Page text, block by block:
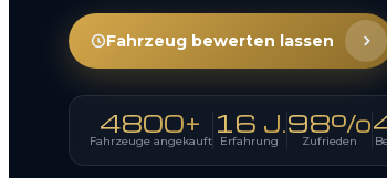
Fahrzeug bewerten lassen
4800+
Fahrzeuge angekauft
16 J.
Erfahrung
98%
Zufrieden